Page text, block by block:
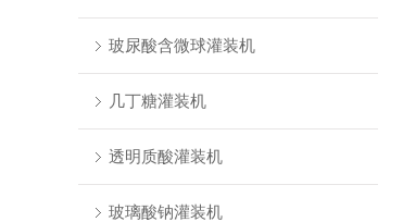
玻尿酸含微球灌装机
几丁糖灌装机
透明质酸灌装机
玻璃酸钠灌装机